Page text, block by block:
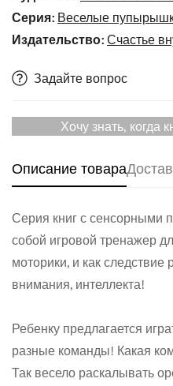
Серия: Веселые
Издательство: Счастье
Задайте вопрос
Хочу знать, когда
Описание товара
Серия книг с сенсорными
собой игровой тренажер
моторики, и как следствие
внимания, интеллекта!
Ребенку предлагается
разные команды! Какая
Так весело раскалывать